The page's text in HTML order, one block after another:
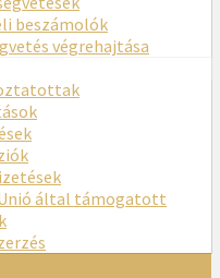
beszámolók
végrehajtása
Unió által támogatott